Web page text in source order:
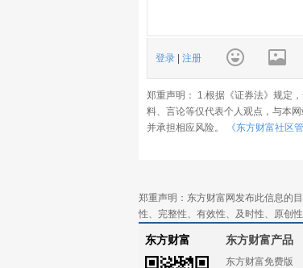
登录 注册
郑重声明： 1.根据《证券法》规定
料、言论等仅代表个人观点，与本
并承担相应风险。
《东方财富社区
郑重声明：东方财富网发布此信息的
性、完整性、有效性、及时性、原创
东方财富 东方财富产品
东方财富免费版